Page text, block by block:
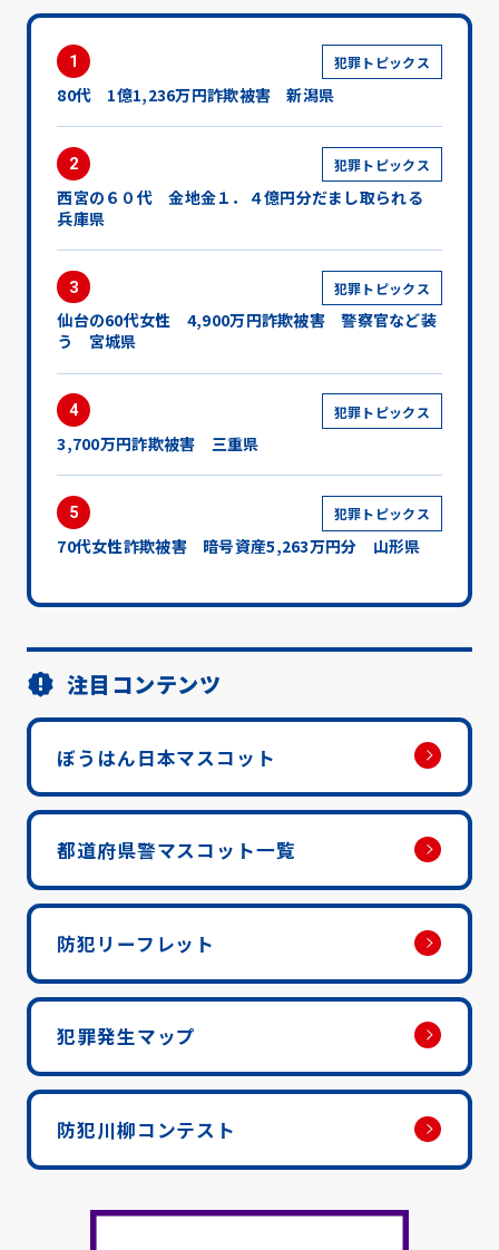
1 犯罪トピックス
80代 1億1,236万円詐欺被害 新潟県
2 犯罪トピックス
西宮の６０代 金地金１．４億円分だまし取られる
兵庫県
3 犯罪トピックス
仙台の60代女性 4,900万円詐欺被害 警察官など装
う 宮城県
4 犯罪トピックス
3,700万円詐欺被害 三重県
5 犯罪トピックス
70代女性詐欺被害 暗号資産5,263万円分 山形県
注目コンテンツ
ぼうはん日本マスコット
都道府県警マスコット一覧
防犯リーフレット
犯罪発生マップ
防犯川柳コンテスト